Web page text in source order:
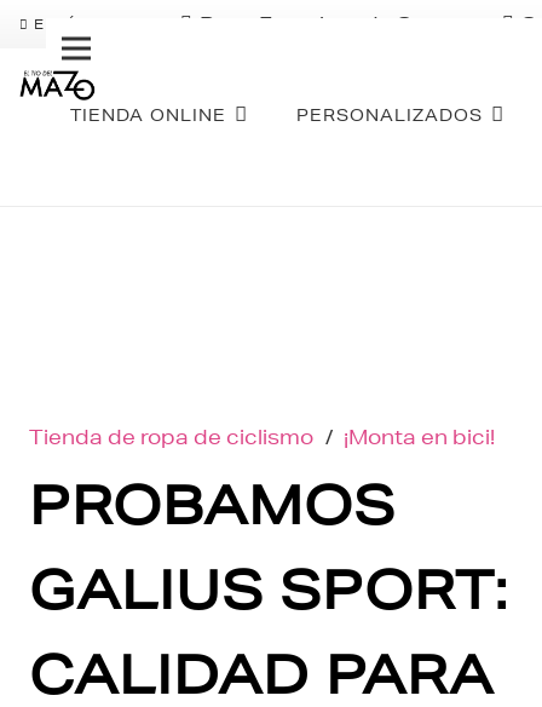
ENVÍO GRATIS Pago Fraccionado Sequra
TIENDA ONLINE PERSONALIZADOS
Tienda de ropa de ciclismo / ¡Monta en bici!
PROBAMOS
GALIUS SPORT:
CALIDAD PARA